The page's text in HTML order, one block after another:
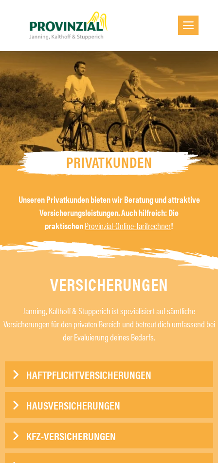
PRIVATKUNDEN
Unseren Privatkunden bieten wir Beratung und attraktive
Versicherungsleistungen. Auch hilfreich: Die
praktischenProvinzial-Online-Tarifrechner!
VERSICHERUNGEN
Janning, Kalthoff & Stupperich ist spezialisiert auf sämtliche
Versicherungen für den privaten Bereich und betreut dich umfassend bei
der Evaluierung deines Bedarfs.
HAFTPFLICHTVERSICHERUNGEN
HAUSVERSICHERUNGEN
KFZ-VERSICHERUNGEN